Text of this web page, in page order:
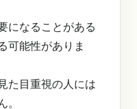
になることがある
可能性がありま
た目重視の人には